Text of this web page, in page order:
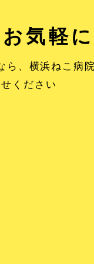
気軽に
、 横浜ねこ病
ください